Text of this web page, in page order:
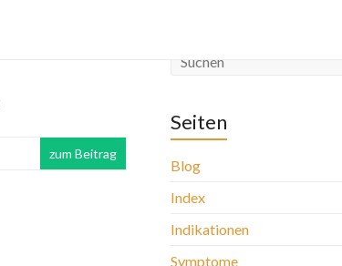
zum Beitrag
Seiten
Blog
Index
Indikationen
Symptome